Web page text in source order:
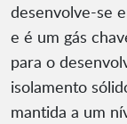
desenvolve-se
e é um gás
para o
isolamento
mantida a um